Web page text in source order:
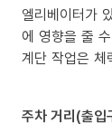
엘리베이터가
에 영향을 줄
계단 작업은 체
주차 거리(출입